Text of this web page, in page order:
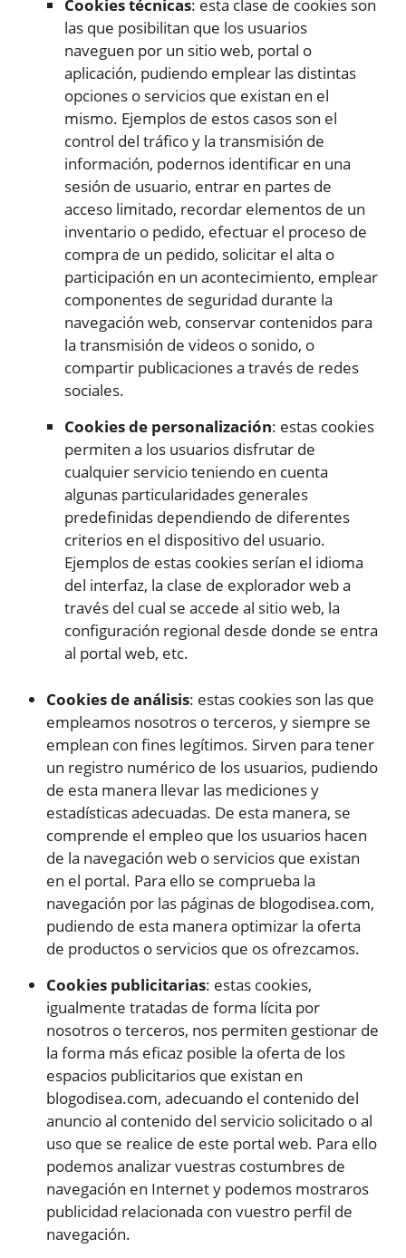
Cookies técnicas: esta clase de cookies son
las que posibilitan que los usuarios
naveguen por un sitio web, portal o
aplicación, pudiendo emplear las distintas
opciones o servicios que existan en el
mismo. Ejemplos de estos casos son el
control del tráfico y la transmisión de
información, podernos identificar en una
sesión de usuario, entrar en partes de
acceso limitado, recordar elementos de un
inventario o pedido, efectuar el proceso de
compra de un pedido, solicitar el alta o
participación en un acontecimiento, emplear
componentes de seguridad durante la
navegación web, conservar contenidos para
la transmisión de videos o sonido, o
compartir publicaciones a través de redes
sociales.
Cookies de personalización: estas cookies
permiten a los usuarios disfrutar de
cualquier servicio teniendo en cuenta
algunas particularidades generales
predefinidas dependiendo de diferentes
criterios en el dispositivo del usuario.
Ejemplos de estas cookies serían el idioma
del interfaz, la clase de explorador web a
través del cual se accede al sitio web, la
configuración regional desde donde se entra
al portal web, etc.
Cookies de análisis: estas cookies son las que
empleamos nosotros o terceros, y siempre se
emplean con fines legítimos. Sirven para tener
un registro numérico de los usuarios, pudiendo
de esta manera llevar las mediciones y
estadísticas adecuadas. De esta manera, se
comprende el empleo que los usuarios hacen
de la navegación web o servicios que existan
en el portal. Para ello se comprueba la
navegación por las páginas de blogodisea.com,
pudiendo de esta manera optimizar la oferta
de productos o servicios que os ofrezcamos.
Cookies publicitarias: estas cookies,
igualmente tratadas de forma lícita por
nosotros o terceros, nos permiten gestionar de
la forma más eficaz posible la oferta de los
espacios publicitarios que existan en
blogodisea.com, adecuando el contenido del
anuncio al contenido del servicio solicitado o al
uso que se realice de este portal web. Para ello
podemos analizar vuestras costumbres de
navegación en Internet y podemos mostraros
publicidad relacionada con vuestro perfil de
navegación.